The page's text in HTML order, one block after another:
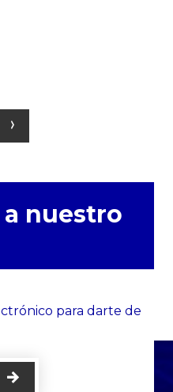
nuestro
para darte de